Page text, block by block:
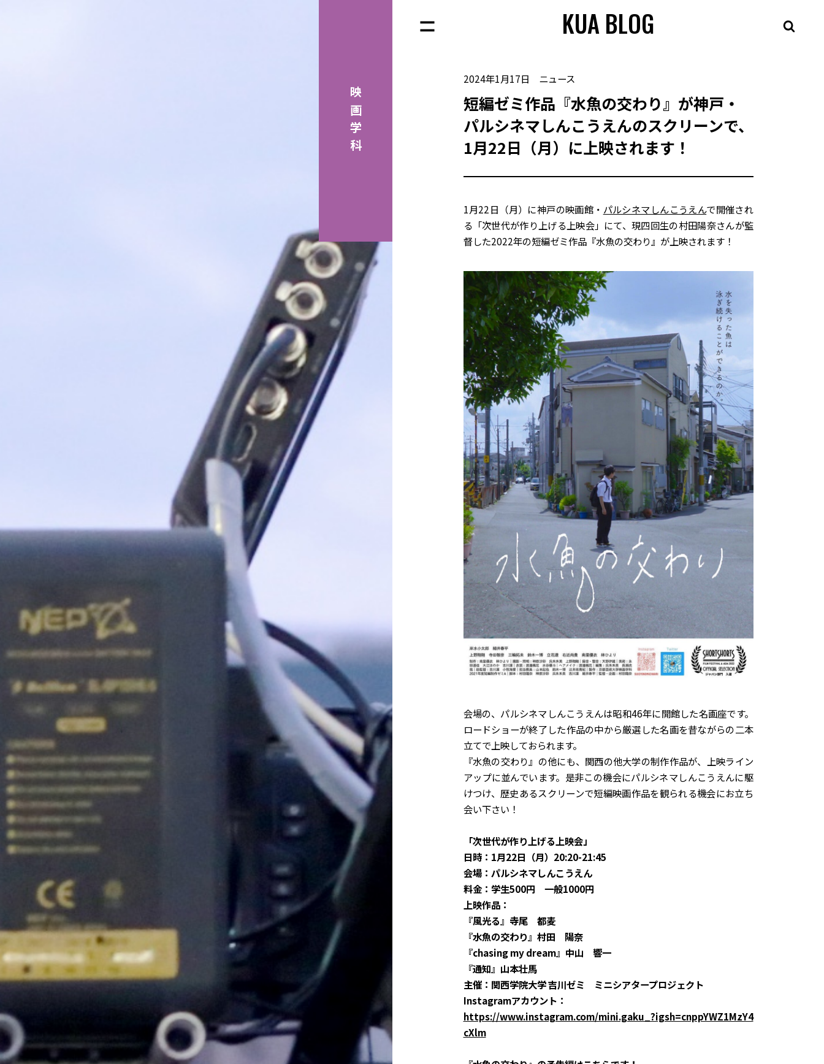
KUA BLOG
映画学科
2024年1月17日 ニュース
短編ゼミ作品『水魚の交わり』が神戸・
パルシネマしんこうえんのスクリーンで、
1月22日（月）に上映されます！
1月22日（月）に神戸の映画館・ パルシネマしんこうえんで開催され
る「次世代が作り上げる上映会」にて、現四回生の村田陽奈さんが監
督した2022年の短編ゼミ作品『水魚の交わり』が上映されます！
会場の、パルシネマしんこうえんは昭和46年に開館した名画座です。
ロードショーが終了した作品の中から厳選した名画を昔ながらの二本
立てで上映しておられます。
『水魚の交わり』の他にも、関西の他大学の制作作品が、上映ライン
アップに並んでいます。是非この機会にパルシネマしんこうえんに駆
けつけ、歴史あるスクリーンで短編映画作品を観られる機会にお立ち
会い下さい！
「次世代が作り上げる上映会」
日時：1月22日（月）20:20-21:45
会場：パルシネマしんこうえん
料金：学生500円 一般1000円
上映作品：
『風光る』寺尾 都麦
『水魚の交わり』村田 陽奈
『chasing my dream』中山 響一
『通知』山本壮馬
主催：関西学院大学 吉川ゼミ ミニシアタープロジェクト
Instagramアカウント：
https://www.instagram.com/mini.gaku_?igsh=cnppYWZ1MzY4
cXlm